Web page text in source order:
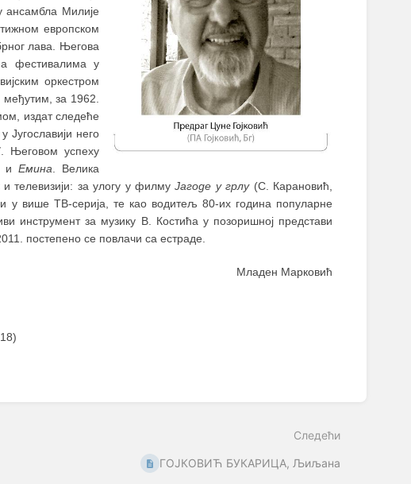
ансамбла Милије
европском
лава. Његова
фестивалима у
оркестром
међутим, за 1962.
издат следеће
Југославији него
. Његовом успеху
иЕмина. Велика
телевизији: за улогу у филмуЈагоде у грлу(С. Карановић,
у више ТВ-серија, те као водитељ 80-их година популарне
инструмент за музику В. Костића у позоришној представи
постепено се повлачи са естраде.
Младен Марковић
Следећи
ГОЈКОВИЋ БУКАРИЦА, Љиљана